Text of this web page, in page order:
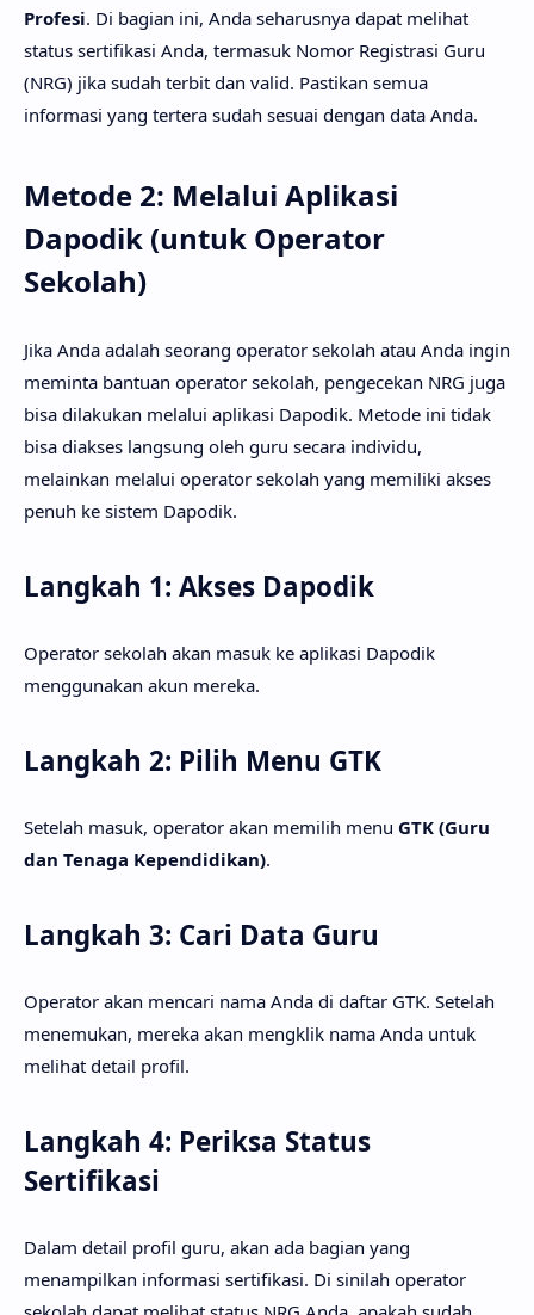
Profesi. Di bagian ini, Anda seharusnya dapat melihat
status sertifikasi Anda, termasuk Nomor Registrasi Guru
(NRG) jika sudah terbit dan valid. Pastikan semua
informasi yang tertera sudah sesuai dengan data Anda.
Metode 2: Melalui Aplikasi
Dapodik (untuk Operator
Sekolah)
Jika Anda adalah seorang operator sekolah atau Anda ingin
meminta bantuan operator sekolah, pengecekan NRG juga
bisa dilakukan melalui aplikasi Dapodik. Metode ini tidak
bisa diakses langsung oleh guru secara individu,
melainkan melalui operator sekolah yang memiliki akses
penuh ke sistem Dapodik.
Langkah 1: Akses Dapodik
Operator sekolah akan masuk ke aplikasi Dapodik
menggunakan akun mereka.
Langkah 2: Pilih Menu GTK
Setelah masuk, operator akan memilih menu GTK (Guru
dan Tenaga Kependidikan).
Langkah 3: Cari Data Guru
Operator akan mencari nama Anda di daftar GTK. Setelah
menemukan, mereka akan mengklik nama Anda untuk
melihat detail profil.
Langkah 4: Periksa Status
Sertifikasi
Dalam detail profil guru, akan ada bagian yang
menampilkan informasi sertifikasi. Di sinilah operator